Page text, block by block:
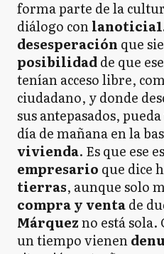
forma parte de la
diálogo con
desesperación que
posibilidadde que ese
tenían acceso libre,
ciudadano, y donde
sus antepasados, pueda
día de mañana en la
vivienda. Es que ese
empresario que dice
tierras, aunque solo
compra y ventade
Márquezno está sola.
un tiempo vienen